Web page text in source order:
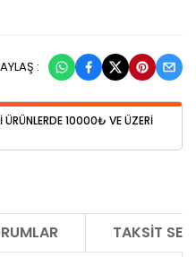
:
ÜRÜNLERDE 10000₺ VE ÜZERİ
TAKSIT